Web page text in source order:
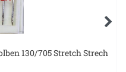
130/705 Stretch Strech